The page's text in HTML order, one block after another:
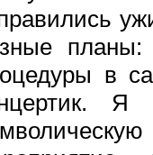
планы:
в